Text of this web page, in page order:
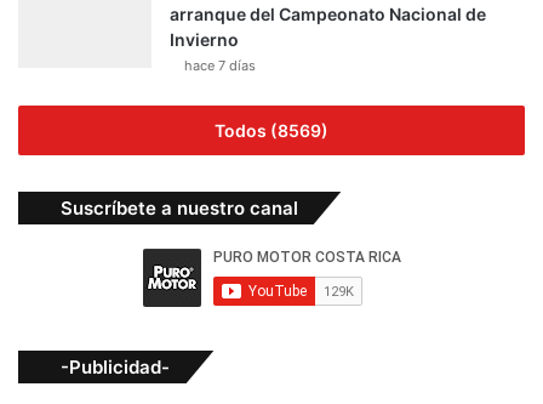
arranque del Campeonato Nacional de
Invierno
hace 7 días
Todos (8569)
Suscríbete a nuestro canal
-Publicidad-